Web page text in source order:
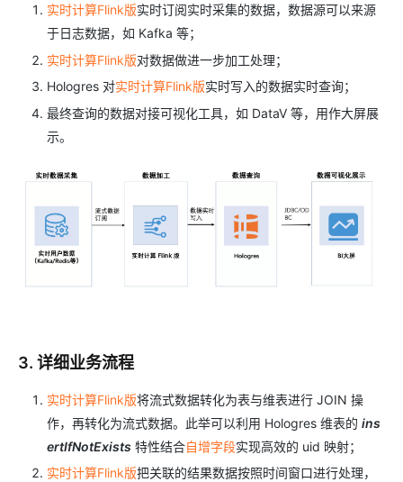
实时计算Flink版实时订阅实时采集的数据，数据源可以来源
于日志数据，如 Kafka 等；
实时计算Flink版对数据做进一步加工处理；
Hologres 对实时计算Flink版实时写入的数据实时查询；
最终查询的数据对接可视化工具，如 DataV 等，用作大屏展
示。
3. 详细业务流程
实时计算Flink版将流式数据转化为表与维表进行 JOIN 操
作，再转化为流式数据。此举可以利用 Hologres 维表的 ins
ertIfNotExists 特性结合自增字段实现高效的 uid 映射；
实时计算Flink版把关联的结果数据按照时间窗口进行处理，